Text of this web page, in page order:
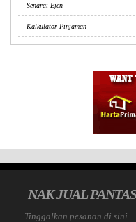
Senarai Ejen
Kalkulator Pinjaman
NAK JUAL
Tinggalkan pesanan di sini